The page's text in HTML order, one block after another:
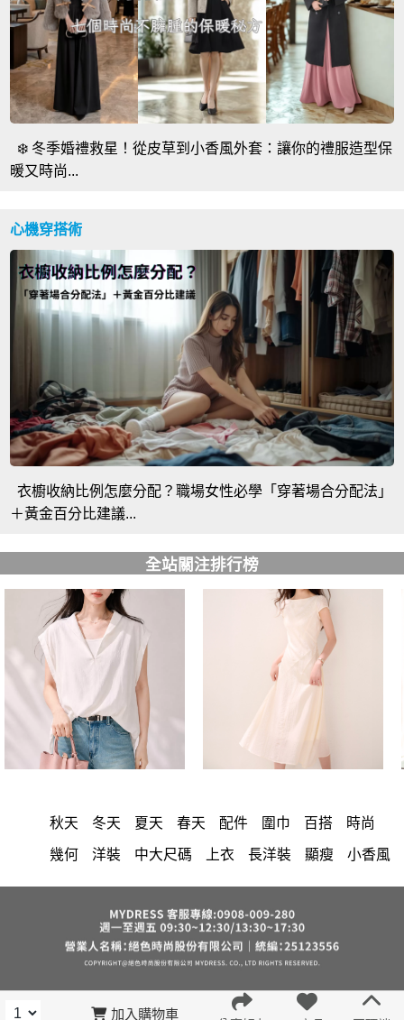
❄️ 冬季婚禮救星！從皮草到小香風外套：讓你的禮服造型保
暖又時尚...
心機穿搭術
衣櫥收納比例怎麼分配？職場女性必學「穿著場合分配法」
＋黃金百分比建議...
全站關注排行榜
秋天 冬天 夏天 春天 配件 圍巾 百搭 時尚
幾何 洋裝 中大尺碼 上衣 長洋裝 顯瘦 小香風
套裝 棉花糖女孩 褲裙 婚禮 牛仔褲 西裝褲
雪紡 裙子 V領 襯衫 短洋裝
針織 上身 氣質 裙 連身褲 保暖 寬褲
洋裝 大衣 氣質輕熟女外套式連身裙 鴨絨
加入購物車